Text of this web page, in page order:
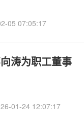
05 07:05:17
涛为职工董事
01-24 12:07:17